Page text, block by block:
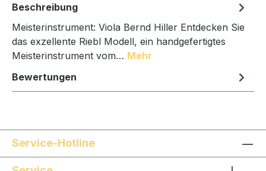
Beschreibung
Meisterinstrument: Viola Bernd Hiller Entdecken Sie
das exzellente Riebl Modell, ein handgefertigtes
Meisterinstrument vom… Mehr
Bewertungen
Service-Hotline